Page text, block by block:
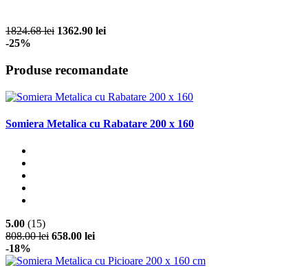
1824.68 lei 1362.90 lei
-25%
Produse recomandate
Somiera Metalica cu Rabatare 200 x 160
5.00 (15)
808.00 lei 658.00 lei
-18%